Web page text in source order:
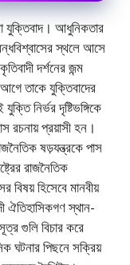
যুক্তিবাদ। আধুনিকতার
স্থলে আসে
দর্শনের জন্ম
তাকে যুক্তিবাদের
নির্ভর দৃষ্টিভঙ্গিকে
রচনায় প্রয়াসী হন।
ষড়যন্ত্রকে পাস
রাজনৈতিক
বিষয় হিসেবে মানবীয়
ঐতিহাসিকগণ স্থান-
গুলি বিচার করে
ঘটনার পিছনে সক্রিয়